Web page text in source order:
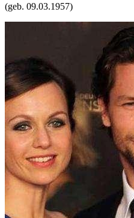
(geb. 09.03.1957)